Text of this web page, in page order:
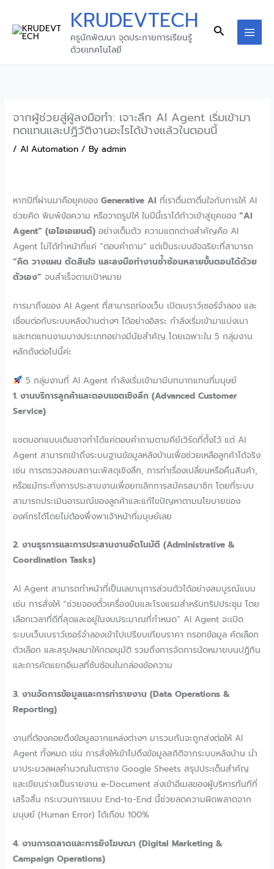
content
KRUDEVTECH
ครูนักพัฒนา จุดประกายการเรียนรู้
ด้วยเทคโนโลยี
Search
จากผู้ช่วยสู่ผู้ลงมือทำ: เจาะลึก AI Agent เริ่มเข้ามา
ทดแทนและปฏิวัติงานอะไรได้บ้างแล้วในตอนนี้
/AI Automation / Byadmin
หากปีที่ผ่านมาคือยุคของGenerative AI ที่เราตื่นตาตื่นใจกับการให้ AI
ช่วยคิด พิมพ์ข้อความ หรือวาดรูปให้ ในปีนี้เราได้ก้าวเข้าสู่ยุคของ“AI
Agent” (เอไอเอเยนต์) อย่างเต็มตัว ความแตกต่างสำคัญคือ AI
Agent ไม่ได้ทำหน้าที่แค่ “ตอบคำถาม” แต่เป็นระบบอัจฉริยะที่สามารถ
“คิด วางแผน ตัดสินใจ และลงมือทำงานซ้ำซ้อนหลายขั้นตอนได้ด้วย
ตัวเอง” จนสำเร็จตามเป้าหมาย
การมาถึงของ AI Agent ที่สามารถท่องเว็บ เปิดเบราว์เซอร์จำลอง และ
เชื่อมต่อกับระบบหลังบ้านต่างๆ ได้อย่างอิสระ กำลังเริ่มเข้ามาแบ่งเบา
และทดแทนงานบางประเภทอย่างมีนัยสำคัญ โดยเฉพาะใน 5 กลุ่มงาน
หลักดังต่อไปนี้ค่ะ
5 กลุ่มงานที่ AI Agent กำลังเริ่มเข้ามามีบทบาทแทนที่มนุษย์
1. งานบริการลูกค้าและตอบแชตเชิงลึก (Advanced Customer
Service)
แชตบอทแบบเดิมอาจทำได้แค่ตอบคำถามตามคีย์เวิร์ดที่ตั้งไว้ แต่ AI
Agent สามารถเข้าถึงระบบฐานข้อมูลหลังบ้านเพื่อช่วยเหลือลูกค้าได้จริง
เช่น การตรวจสอบสถานะพัสดุเชิงลึก, การทำเรื่องเปลี่ยนหรือคืนสินค้า,
หรือแม้กระทั่งการประสานงานเพื่อยกเลิกการสมัครสมาชิก โดยที่ระบบ
สามารถประเมินอารมณ์ของลูกค้าและแก้ไขปัญหาตามนโยบายของ
องค์กรได้โดยไม่ต้องพึ่งพาเจ้าหน้าที่มนุษย์เลย
2. งานธุรการและการประสานงานอัตโนมัติ (Administrative &
Coordination Tasks)
AI Agent สามารถทำหน้าที่เป็นเลขานุการส่วนตัวได้อย่างสมบูรณ์แบบ
เช่น การสั่งให้ “ช่วยจองตั๋วเครื่องบินและโรงแรมสำหรับทริปประชุม โดย
เลือกเวลาที่ดีที่สุดและอยู่ในงบประมาณที่กำหนด” AI Agent จะเปิด
ระบบเว็บเบราว์เซอร์จำลองเข้าไปเปรียบเทียบราคา กรอกข้อมูล คัดเลือก
ตัวเลือก และสรุปผลมาให้กดอนุมัติ รวมถึงการจัดการนัดหมายบนปฏิทิน
และการคัดแยกอีเมลที่ซับซ้อนในกล่องข้อความ
3. งานจัดการข้อมูลและการทำรายงาน (Data Operations &
Reporting)
งานที่ต้องคอยดึงข้อมูลจากแหล่งต่างๆ มารวมกันจะถูกส่งต่อให้ AI
Agent ทั้งหมด เช่น การสั่งให้เข้าไปดึงข้อมูลสถิติจากระบบหลังบ้าน นำ
มาประมวลผลคำนวณในตาราง Google Sheets สรุปประเด็นสำคัญ
และเขียนร่างเป็นรายงาน e-Document ส่งเข้าอีเมลของผู้บริหารทันทีที่
เสร็จสิ้น กระบวนการแบบ End-to-End นี้ช่วยลดความผิดพลาดจาก
มนุษย์ (Human Error) ได้เกือบ 100%
4. งานการตลาดและการยิงโฆษณา (Digital Marketing &
Campaign Operations)